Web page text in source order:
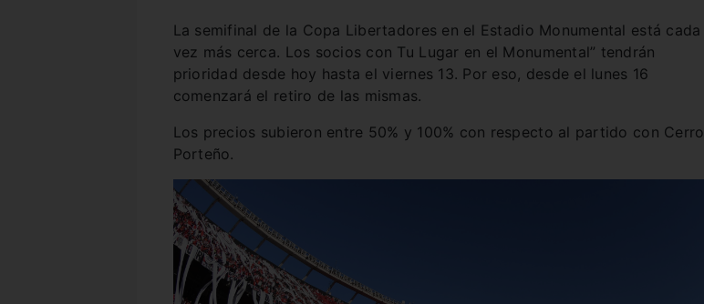
La semifinal de la Copa Libertadores en el Estadio Monumental está cada
vez más cerca. Los socios con Tu Lugar en el Monumental” tendrán
prioridad desde hoy hasta el viernes 13. Por eso, desde el lunes 16
comenzará el retiro de las mismas.
Los precios subieron entre 50% y 100% con respecto al partido con Cerro
Porteño.